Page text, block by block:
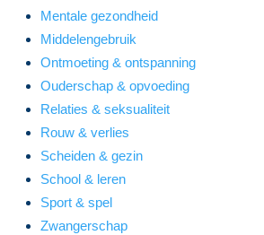
Mentale gezondheid
Middelengebruik
Ontmoeting & ontspanning
Ouderschap & opvoeding
Relaties & seksualiteit
Rouw & verlies
Scheiden & gezin
School & leren
Sport & spel
Zwangerschap